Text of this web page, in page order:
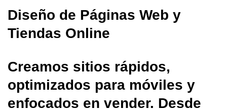
Diseño de Páginas Web y
Tiendas Online
Creamos sitios rápidos,
optimizados para móviles y
enfocados en vender. Desde